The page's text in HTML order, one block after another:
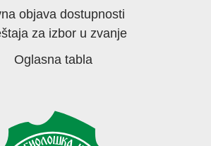
objava dostupnosti
za izbor u zvanje
Oglasna tabla